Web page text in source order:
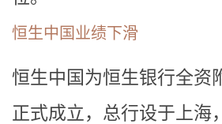
恒生中国业绩下滑
恒生中国为恒生银行全资
正式成立，总行设于上海